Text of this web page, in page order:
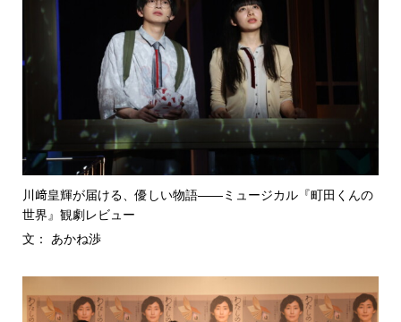
川﨑皇輝が届ける、優しい物語――ミュージカル『町田くんの
世界』観劇レビュー
文： あかね渉